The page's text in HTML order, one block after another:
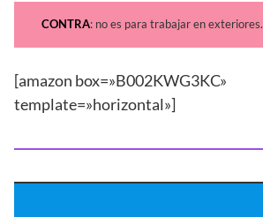
CONTRA: no es para trabajar en exteriores.
[amazon box=»B002KWG3KC»
template=»horizontal»]